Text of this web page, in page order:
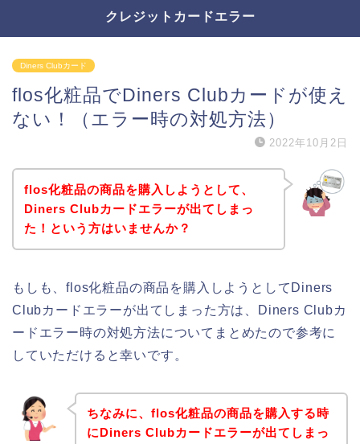
クレジットカードエラー
Diners Clubカード
flos化粧品でDiners Clubカードが使え
ない！（エラー時の対処方法）
2022年10月2日
flos化粧品の商品を購入しようとして、
Diners Clubカードエラーが出てしまっ
た！という方はいませんか？
もしも、flos化粧品の商品を購入しようとしてDiners
Clubカードエラーが出てしまった方は、Diners Clubカ
ードエラー時の対処方法についてまとめたので参考に
していただけると幸いです。
ちなみに、flos化粧品の商品を購入する時
にDiners Clubカードエラーが出てしまっ